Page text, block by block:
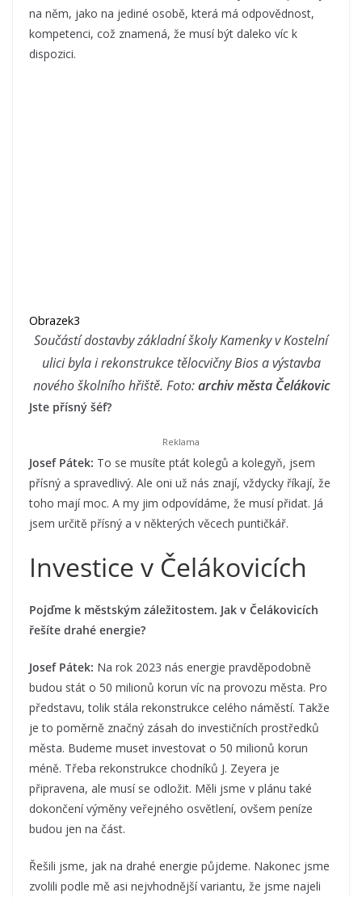
na něm, jako na jediné osobě, která má odpovědnost,
kompetenci, což znamená, že musí být daleko víc k
dispozici.
Obrazek3
Součástí dostavby základní školy Kamenky v Kostelní
ulici byla i rekonstrukce tělocvičny Bios a výstavba
nového školního hřiště. Foto:archiv města Čelákovic
Jste přísný šéf?
Josef Pátek: To se musíte ptát kolegů a kolegyň, jsem
přísný a spravedlivý. Ale oni už nás znají, vždycky říkají, že
toho mají moc. A my jim odpovídáme, že musí přidat. Já
jsem určitě přísný a v některých věcech puntičkář.
Investice v Čelákovicích
Pojďme k městským záležitostem. Jak v Čelákovicích
řešíte drahé energie?
Josef Pátek: Na rok 2023 nás energie pravděpodobně
budou stát o 50 milionů korun víc na provozu města. Pro
představu, tolik stála rekonstrukce celého náměstí. Takže
je to poměrně značný zásah do investičních prostředků
města. Budeme muset investovat o 50 milionů korun
méně. Třeba rekonstrukce chodníků J. Zeyera je
připravena, ale musí se odložit. Měli jsme v plánu také
dokončení výměny veřejného osvětlení, ovšem peníze
budou jen na část.
Řešili jsme, jak na drahé energie půjdeme. Nakonec jsme
zvolili podle mě asi nejvhodnější variantu, že jsme najeli